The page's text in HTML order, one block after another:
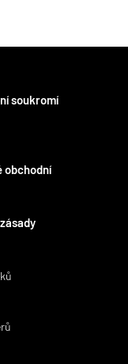
obchodní
soukromí